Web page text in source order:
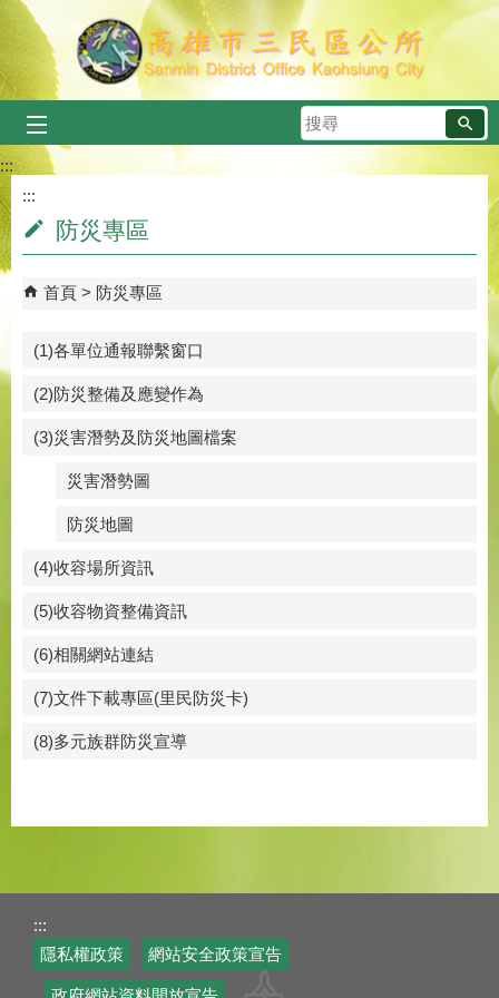
跳到主要內容區塊
搜
尋
:::
:::
防災專區
首頁 防災專區
(1)各單位通報聯繫窗口
(2)防災整備及應變作為
(3)災害潛勢及防災地圖檔案
災害潛勢圖
防災地圖
(4)收容場所資訊
(5)收容物資整備資訊
(6)相關網站連結
(7)文件下載專區(里民防災卡)
(8)多元族群防災宣導
:::
隱私權政策
網站安全政策宣告